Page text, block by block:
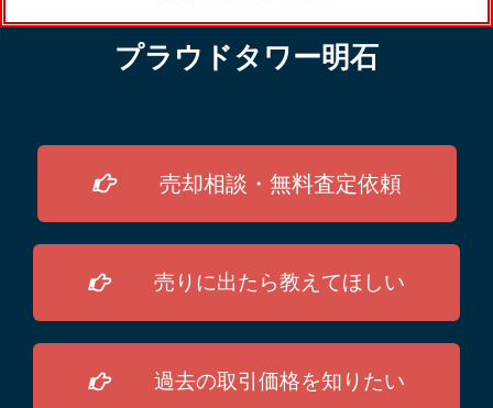
プラウドタワー明石
売却相談・無料査定依頼
売りに出たら教えてほしい
過去の取引価格を知りたい